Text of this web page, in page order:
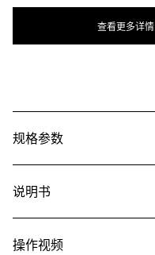
查看更多详情
规格参数
说明书
操作视频